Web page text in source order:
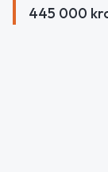
445 000